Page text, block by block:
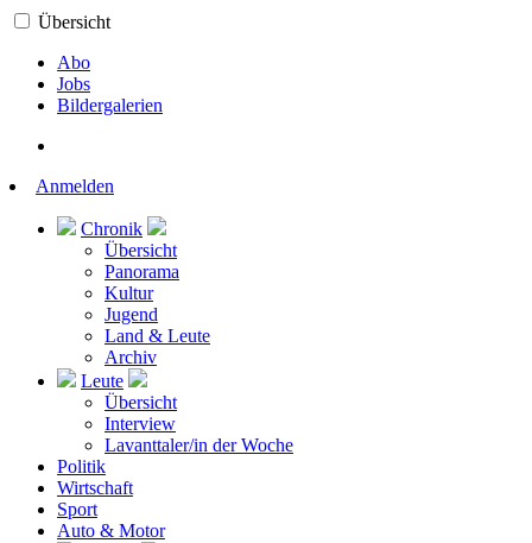
Übersicht
Abo
Jobs
Bildergalerien
Anmelden
Chronik
Übersicht
Panorama
Kultur
Jugend
Land & Leute
Archiv
Leute
Übersicht
Interview
Lavanttaler/in der Woche
Politik
Wirtschaft
Sport
Auto & Motor